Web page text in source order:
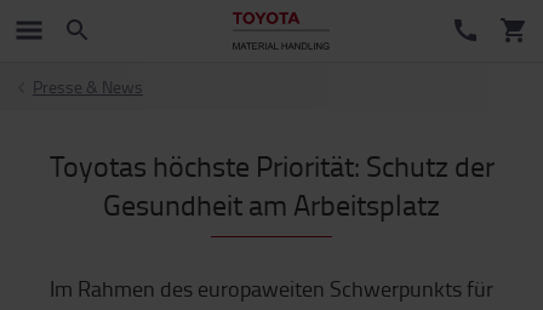
Presse & News
Toyotas höchste Priorität: Schutz der
Gesundheit am Arbeitsplatz
Im Rahmen des europaweiten Schwerpunkts für